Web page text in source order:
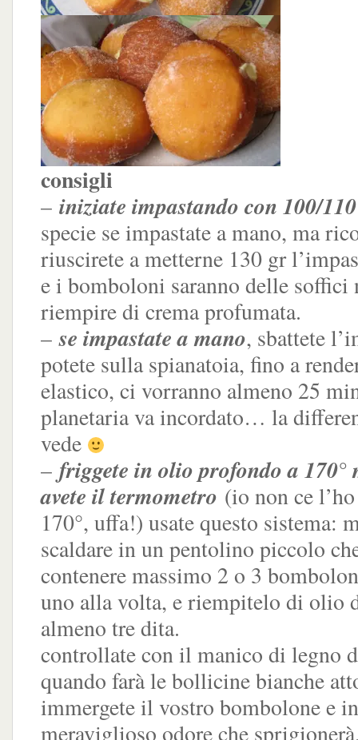
consigli
– iniziate impastando con 100/
specie se impastate a mano, ma
riuscirete a metterne 130 gr
e i bomboloni saranno delle soffici
riempire di crema profumata.
–se impastate a mano, sbattete
potete sulla spianatoia, fino a
elastico, ci vorranno almeno 25
planetaria va incordato… la
vede
– friggete in olio profondo a 170°
avete il termometro (io non ce
170°, uffa!) usate questo sistema:
scaldare in un pentolino piccolo
contenere massimo 2 o 3
uno alla volta, e riempitelo di olio
almeno tre dita.
controllate con il manico di legno
quando farà le bollicine bianche
immergete il vostro bombolone e
meraviglioso odore che